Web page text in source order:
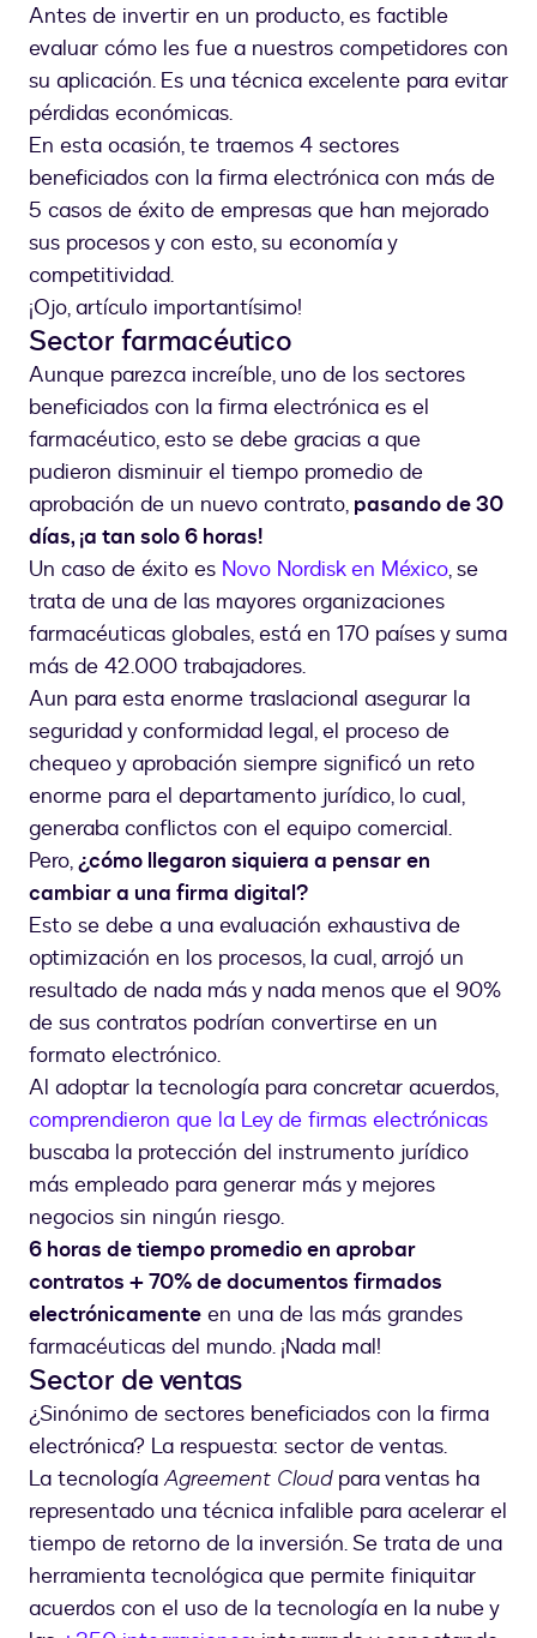
remedio
en
el
la
farmacia
Antes de invertir en un producto, es factible
evaluar cómo les fue a nuestros competidores con
su aplicación. Es una técnica excelente para evitar
pérdidas económicas.
En esta ocasión, te traemos 4 sectores
beneficiados con la firma electrónica con más de
5 casos de éxito de empresas que han mejorado
sus procesos y con esto, su economía y
competitividad.
¡Ojo, artículo importantísimo!
Sector farmacéutico
Aunque parezca increíble, uno de los sectores
beneficiados con la firma electrónica es el
farmacéutico, esto se debe gracias a que
pudieron disminuir el tiempo promedio de
aprobación de un nuevo contrato, pasando de 30
días, ¡a tan solo 6 horas!
Un caso de éxito es Novo Nordisk en México, se
trata de una de las mayores organizaciones
farmacéuticas globales, está en 170 países y suma
más de 42.000 trabajadores.
Aun para esta enorme traslacional asegurar la
seguridad y conformidad legal, el proceso de
chequeo y aprobación siempre significó un reto
enorme para el departamento jurídico, lo cual,
generaba conflictos con el equipo comercial.
Pero,¿cómo llegaron siquiera a pensar en
cambiar a una firma digital?
Esto se debe a una evaluación exhaustiva de
optimización en los procesos, la cual, arrojó un
resultado de nada más y nada menos que el 90%
de sus contratos podrían convertirse en un
formato electrónico.
Al adoptar la tecnología para concretar acuerdos,
comprendieron que la Ley de firmas electrónicas
buscaba la protección del instrumento jurídico
más empleado para generar más y mejores
negocios sin ningún riesgo.
6 horas de tiempo promedio en aprobar
contratos + 70% de documentos firmados
electrónicamente en una de las más grandes
farmacéuticas del mundo. ¡Nada mal!
Sector de ventas
¿Sinónimo de sectores beneficiados con la firma
electrónica? La respuesta: sector de ventas.
La tecnologíaAgreement Cloudpara ventas ha
representado una técnica infalible para acelerar el
tiempo de retorno de la inversión. Se trata de una
herramienta tecnológica que permite finiquitar
acuerdos con el uso de la tecnología en la nube y